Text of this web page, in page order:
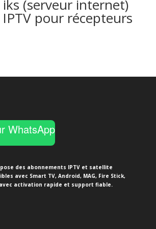
iks (serveur internet)
pour récepteurs
WhatsApp
des abonnements IPTV et satellite
avec Smart TV, Android, MAG, Fire Stick,
activation rapide et support fiable.